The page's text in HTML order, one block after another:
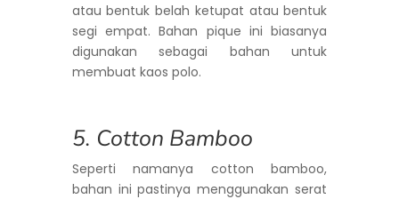
atau bentuk belah ketupat atau bentuk
segi empat. Bahan pique ini biasanya
digunakan sebagai bahan untuk
membuat kaos polo.
5. Cotton Bamboo
Seperti namanya cotton bamboo,
bahan ini pastinya menggunakan serat